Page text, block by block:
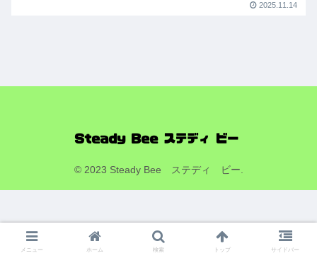
2025.11.14
© 2023 Steady Bee ステディ ビー.
メニュー ホーム 検索 トップ サイドバー